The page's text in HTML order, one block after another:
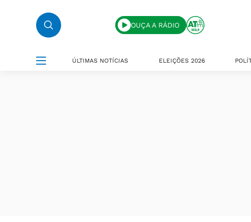
OUÇA A RÁDIO
ÚLTIMAS NOTÍCIAS ELEIÇÕES 2026